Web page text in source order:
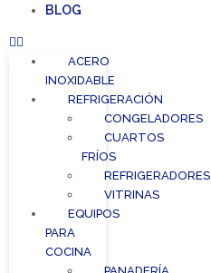
BLOG
ACERO
INOXIDABLE
REFRIGERACIÓN
CONGELADORES
CUARTOS
FRÍOS
REFRIGERADORES
VITRINAS
EQUIPOS
PARA
COCINA